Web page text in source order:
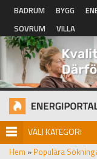
Hoppa till huvudinnehåll
BADRUM BYGG
SOVRUM
VILLA
VÄLJ KATEGORI
Hem » Populära